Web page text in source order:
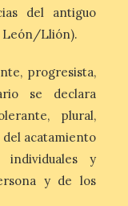
del antiguo
León/Llión).
progresista,
se declara
plural,
acatamiento
y
y de los